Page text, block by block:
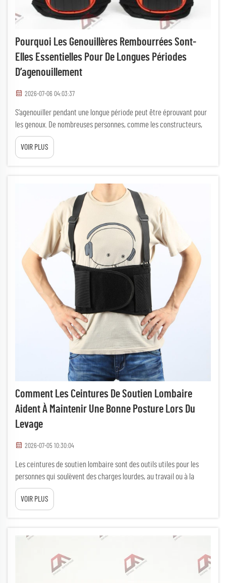
Pourquoi Les Genouillères Rembourrées Sont-
Elles Essentielles Pour De Longues Périodes
D’agenouillement
2026-07-06 04:03:37
S’agenouiller pendant une longue période peut être éprouvant pour
les genoux. De nombreuses personnes, comme les constructeurs,
les jardiniers ou même les bricoleurs amateurs, passent des heures
à genoux. Cela entraîne douleur et inconfort. C’est là
qu’interviennent les genouillères rembourrées et capitonnées…
VOIR PLUS
Comment Les Ceintures De Soutien Lombaire
Aident À Maintenir Une Bonne Posture Lors Du
Levage
2026-07-05 10:30:04
Les ceintures de soutien lombaire sont des outils utiles pour les
personnes qui soulèvent des charges lourdes, au travail ou à la
maison. Elles s’enroulent autour de la taille et offrent un soutien
supplémentaire au bas du dos. Lorsque l’on soulève des objets
VOIR PLUS